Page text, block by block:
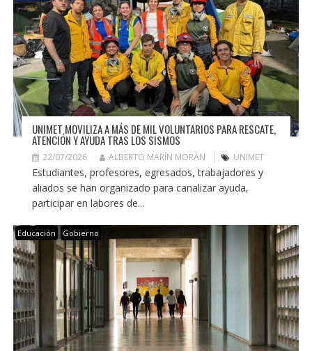
UNIMET MOVILIZA A MÁS DE MIL VOLUNTARIOS PARA RESCATE,
ATENCIÓN Y AYUDA TRAS LOS SISMOS
22/07/2026 ALBERTO MARÍN MORÁN UNIMET
Estudiantes, profesores, egresados, trabajadores y
aliados se han organizado para canalizar ayuda,
participar en labores de...
Educación Gobierno